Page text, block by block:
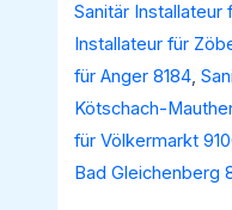
Sanitär
Installateur für
für Anger 8184,
Kötschach-
für Völkermarkt
Bad Gleichenberg